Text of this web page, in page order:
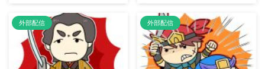
外部配信 外部配信